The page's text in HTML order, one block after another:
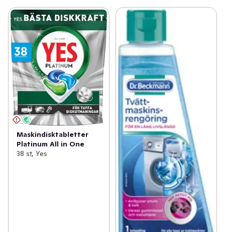
Maskindisktabletter
Platinum All in One
38 st, Yes